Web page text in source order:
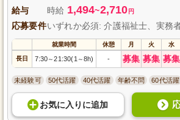
給与 時給 1,494~2,710 円
応募要件いずれか必須: 介護福祉士、実務
就業時間 休憩 月 火 水
長日 7:30～21:30(1 ～8h) - 募集 募集 募集
未経験可 50代活躍 40代活躍 年齢不問 60代活躍
お気に入り に追加